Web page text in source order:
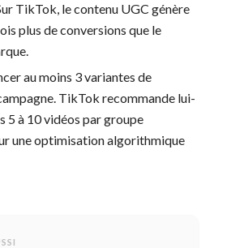
TikTok, le contenu UGC génère
plus de conversions que le
au moins 3 variantes de
TikTok recommande lui-
5 à 10 vidéos par groupe
une optimisation algorithmique